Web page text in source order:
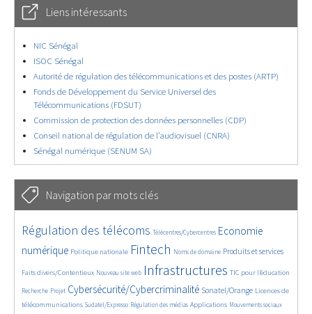
Liens intéressants
NIC Sénégal
ISOC Sénégal
Autorité de régulation des télécommunications et des postes (ARTP)
Fonds de Développement du Service Universel des
Télécommunications (FDSUT)
Commission de protection des données personnelles (CDP)
Conseil national de régulation de l’audiovisuel (CNRA)
Sénégal numérique (SENUM SA)
Navigation par mots clés
4596/5636
Régulation des télécoms
367/5636 Télécentres/Cybercentres
3664/5636
Economie
numérique
1843/5636 Politique nationale
5220/5636 Fintech
669/5636 Noms de domaine
2366/5636 Produits et services
1578/5636
Faits divers/Contentieux Nouveau site web Infrastructures TIC pour l’éducation
Recherche
246/5636Projet
3560/5636 Cybersécurité/Cybercriminalité
2312/5636 Sonatel/Orange
1624/5636
Licences de
télécommunications
279/5636 Sudatel/Expresso
1033/5636 Régulation des médias
1510/5636 Applications
1151/5636 Mouvements sociaux
1660/5636